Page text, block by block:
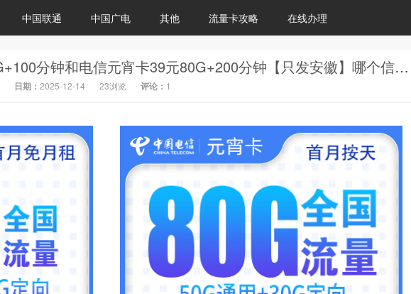
中国联通 中国广电 其他 流量卡攻略 在线办理
G3电信星跃卡29元235G+100分钟和电信元宵卡39元80G+200分钟【只发安徽】哪个信号最好？
日期： 2025-12-14 23浏览 评论： 1